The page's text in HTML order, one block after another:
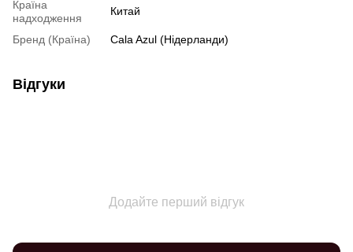
Країна
надходження
Китай
Бренд (Країна) Cala Azul (Нідерланди)
Відгуки
Додайте перший відгук